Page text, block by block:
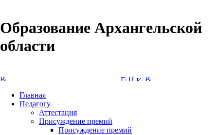
Образование Архангельской
области
Главная
Педагогу
Аттестация
Присуждение премий
Присуждение премий